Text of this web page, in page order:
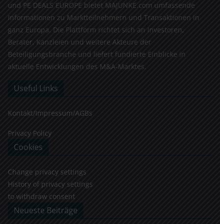
und PE DEALS EUROPE bietet MAJUNKE.com umfassende
Informationen zu Marktteilnehmern und Transaktionen in
ganz Europa. Die Plattform richtet sich an Investoren,
Berater, Kanzleien und weitere Akteure der
Beteiligungsbranche und liefert fundierte Einblicke in
aktuelle Entwicklungen des M&A-Marktes.
Useful Links
Kontakt/Impressum/AGBs
Privacy Policy
Cookies
Change privacy settings
History of privacy settings
to withdraw consent
Neueste Beiträge